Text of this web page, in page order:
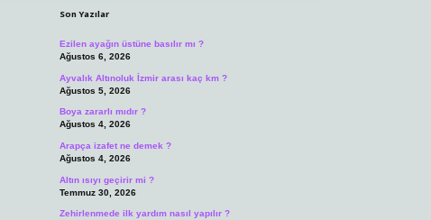
Son Yazılar
Ezilen ayağın üstüne basılır mı ?
Ağustos 6, 2026
Ayvalık Altınoluk İzmir arası kaç km ?
Ağustos 5, 2026
Boya zararlı mıdır ?
Ağustos 4, 2026
Arapça izafet ne demek ?
Ağustos 4, 2026
Altın ısıyı geçirir mi ?
Temmuz 30, 2026
Zehirlenmede ilk yardım nasıl yapılır ?